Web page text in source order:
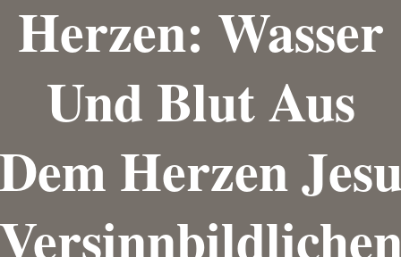
Herzen: Wasser
Und Blut Aus
Herzen